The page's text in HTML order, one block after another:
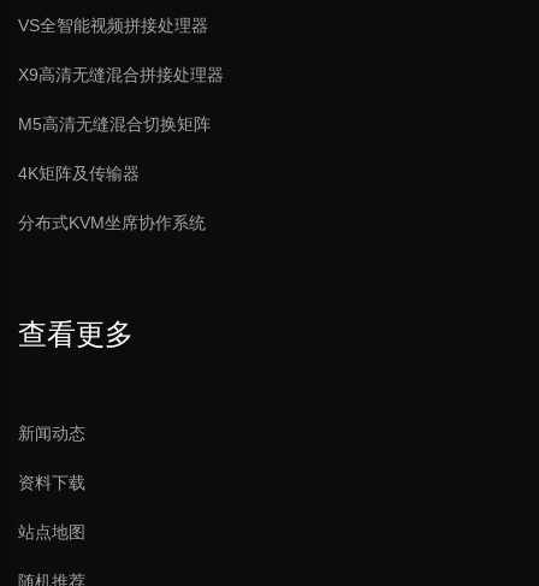
VS全智能视频拼接处理器
X9高清无缝混合拼接处理器
M5高清无缝混合切换矩阵
4K矩阵及传输器
分布式KVM坐席协作系统
查看更多
新闻动态
资料下载
站点地图
随机推荐